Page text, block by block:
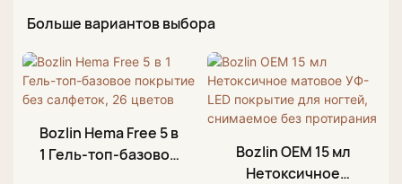
Больше вариантов выбора
Bozlin Hema Free 5 в
1 Гель-топ-базовое
Bozlin OEM 15 мл
Нетоксичное